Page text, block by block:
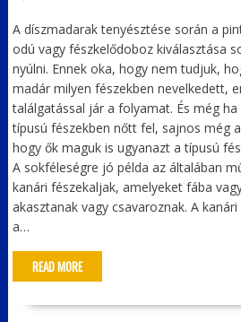
A díszmadarak tenyésztése során a
odú vagy fészkelődoboz kiválasztása
nyúlni. Ennek oka, hogy nem tudjuk,
madár milyen fészekben nevelkedett,
találgatással jár a folyamat. És még
típusú fészekben nőtt fel, sajnos még
hogy ők maguk is ugyanazt a típusú
A sokféleségre jó példa az általában
kanári fészekaljak, amelyeket fába
akasztanak vagy csavaroznak. A
a…
READ MORE